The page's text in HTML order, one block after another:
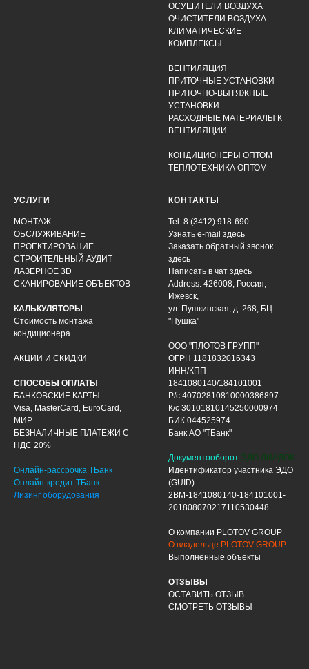
ОСУШИТЕЛИ ВОЗДУХА
ОЧИСТИТЕЛИ ВОЗДУХА
КЛИМАТИЧЕСКИЕ
КОМПЛЕКСЫ
ВЕНТИЛЯЦИЯ
ПРИТОЧНЫЕ УСТАНОВКИ
ПРИТОЧНО-ВЫТЯЖНЫЕ
УСТАНОВКИ
РАСХОДНЫЕ МАТЕРИАЛЫ К
ВЕНТИЛЯЦИИ
КОНДИЦИОНЕРЫ ОПТОМ
ТЕПЛОТЕХНИКА ОПТОМ
УСЛУГИ
МОНТАЖ
ОБСЛУЖИВАНИЕ
ПРОЕКТИРОВАНИЕ
СТРОИТЕЛЬНЫЙ АУДИТ
ЛАЗЕРНОЕ 3D
СКАНИРОВАНИЕ ОБЪЕКТОВ
КАЛЬКУЛЯТОРЫ
Стоимость монтажа
кондиционера
АКЦИИ И СКИДКИ
СПОСОБЫ ОПЛАТЫ
БАНКОВСКИЕ КАРТЫ
Visa, MasterCard, EuroCard,
МИР
БЕЗНАЛИЧНЫЕ ПЛАТЕЖИ С
НДС 20%
Онлайн-рассрочка ТБанк
Онлайн-кредит ТБанк
Лизинг оборудования
КОНТАКТЫ
Tel: 8 (3412) 918-690..
Узнать e-mail здесь
Заказать обратный звонок
здесь
Написать в чат здесь
Address: 426008, Россия,
Ижевск,
ул. Пушкинская, д. 268, БЦ
"Пушка"
ООО "ПЛОТОВ ГРУПП"
ОГРН 1181832016343
ИНН/КПП
1841080140/184101001
Р/с 40702810810000386897
К/с 30101810145250000974
БИК 044525974
Банк АО "ТБанк"
Документооборот ЭДО ДИАДОК
Идентификатор участника ЭДО
(GUID)
2BM-1841080140-184101001-
201808070217110530448
О компании PLOTOV GROUP
О владельце PLOTOV GROUP
Выполненные объекты
ОТЗЫВЫ
ОСТАВИТЬ ОТЗЫВ
СМОТРЕТЬ ОТЗЫВЫ